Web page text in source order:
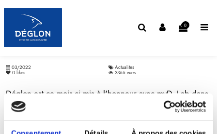
0
03/2022 Actualites
0 likes 3366 vues
Déglon est ce mois-ci mis à l'honneur avec myD. Lab dans
la rubrique News Gourmandes du magazine Cuisine et